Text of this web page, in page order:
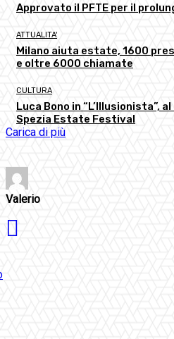
Approvato il PFTE per il
ATTUALITA'
Milano aiuta estate, 1600
e oltre 6000 chiamate
CULTURA
Luca Bono in “L’Illusionista”,
Spezia Estate Festival
Carica di più
Valerio